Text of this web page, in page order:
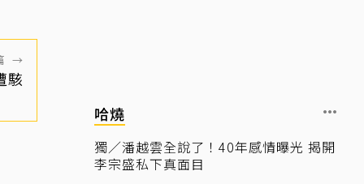
→
駭
哈燒
獨／潘越雲全說了！40年感情曝光 揭開
李宗盛私下真面目